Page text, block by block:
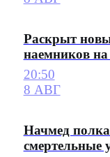
Раскрыт
наемников
20:50
8 АВГ
Начмед
смертельные